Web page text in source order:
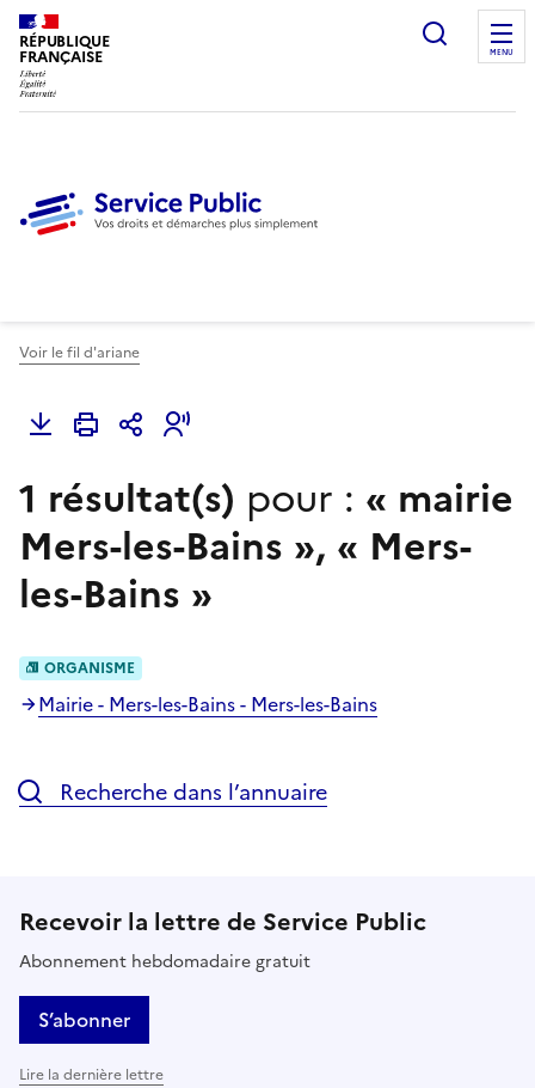
RÉPUBLIQUE
FRANÇAISE
Ouvrir
MENU
Voir le fil d'ariane
1 résultat(s) pour : « mairie
Mers-les-Bains », « Mers-
les-Bains »
ORGANISME
Mairie - Mers-les-Bains - Mers-les-Bains
Recherche dans l’annuaire
Recevoir la lettre de Service Public
Abonnement hebdomadaire gratuit
S’abonner
Lire la dernière lettre